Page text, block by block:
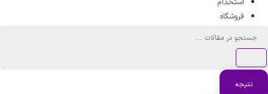
استخدام
فروشگاه
نتیجه